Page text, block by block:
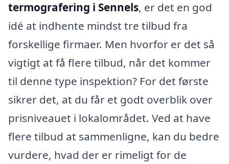
termografering i Sennels, er det en god
idé at indhente mindst tre tilbud fra
forskellige firmaer. Men hvorfor er det så
vigtigt at få flere tilbud, når det kommer
til denne type inspektion? For det første
sikrer det, at du får et godt overblik over
prisniveauet i lokalområdet. Ved at have
flere tilbud at sammenligne, kan du bedre
vurdere, hvad der er rimeligt for de